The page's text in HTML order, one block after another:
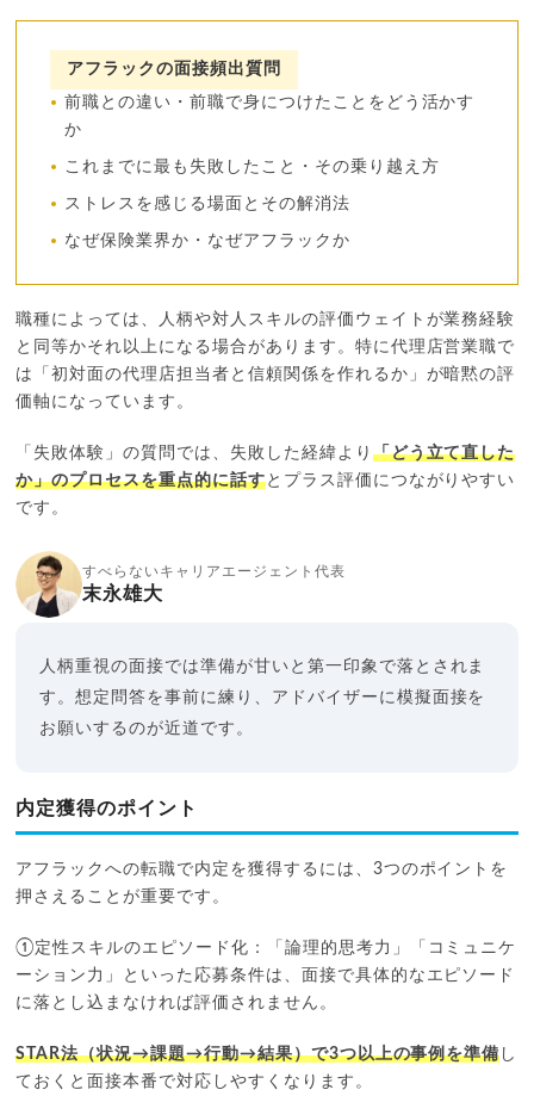
アフラックの面接頻出質問
前職との違い・前職で身につけたことをどう活かす
か
これまでに最も失敗したこと・その乗り越え方
ストレスを感じる場面とその解消法
なぜ保険業界か・なぜアフラックか
職種によっては、人柄や対人スキルの評価ウェイトが業務経験
と同等かそれ以上になる場合があります。特に代理店営業職で
は「初対面の代理店担当者と信頼関係を作れるか」が暗黙の評
価軸になっています。
「失敗体験」の質問では、失敗した経緯より 「どう立て直した
か」のプロセスを重点的に話すとプラス評価につながりやすい
です。
すべらないキャリアエージェント代表
末永雄大
人柄重視の面接では準備が甘いと第一印象で落とされま
す。想定問答を事前に練り、アドバイザーに模擬面接を
お願いするのが近道です。
内定獲得のポイント
アフラックへの転職で内定を獲得するには、3つのポイントを
押さえることが重要です。
①定性スキルのエピソード化：「論理的思考力」「コミュニケ
ーション力」といった応募条件は、面接で具体的なエピソード
に落とし込まなければ評価されません。
STAR法（状況→課題→行動→結果）で3つ以上の事例を準備 し
ておくと面接本番で対応しやすくなります。